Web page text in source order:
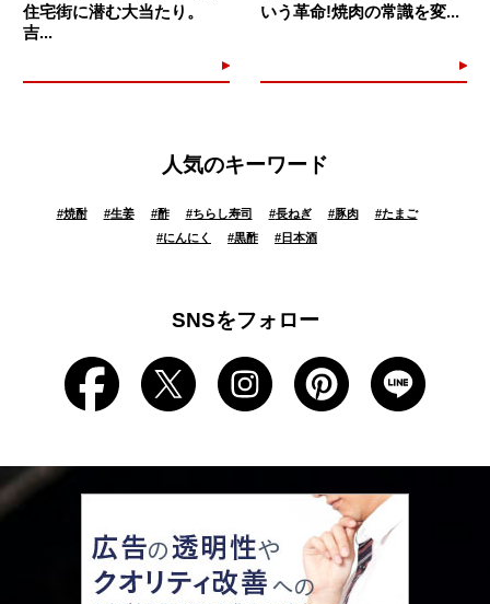
住宅街に潜む大当たり。
吉...
いう革命!焼肉の常識を変...
人気のキーワード
#焼酎 #生姜 #酢 #ちらし寿司 #長ねぎ #豚肉 #たまご
#にんにく #黒酢 #日本酒
SNSをフォロー